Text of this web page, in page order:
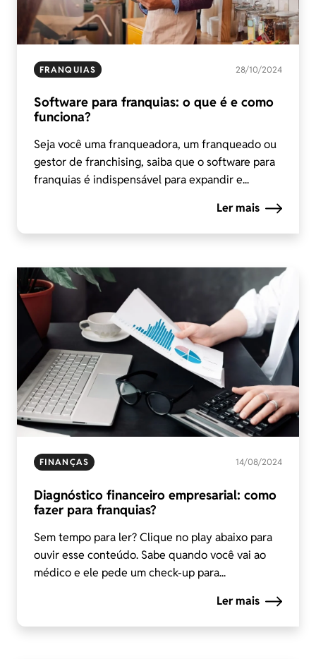
FRANQUIAS 28/10/2024
Software para franquias: o que é e como
funciona?
Seja você uma franqueadora, um franqueado ou
gestor de franchising, saiba que o software para
franquias é indispensável para expandir e...
Ler mais
FINANÇAS 14/08/2024
Diagnóstico financeiro empresarial: como
fazer para franquias?
Sem tempo para ler? Clique no play abaixo para
ouvir esse conteúdo. Sabe quando você vai ao
médico e ele pede um check-up para...
Ler mais